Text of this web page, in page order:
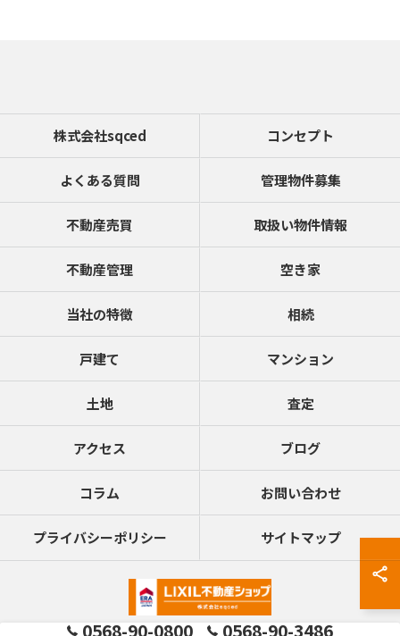
0568-90-0800 0568-90-3486
株式会社sqced コンセプト
よくある質問 管理物件募集
不動産売買 取扱い物件情報
不動産管理 空き家
当社の特徴 相続
戸建て マンション
土地 査定
アクセス ブログ
コラム お問い合わせ
プライバシーポリシー サイトマップ